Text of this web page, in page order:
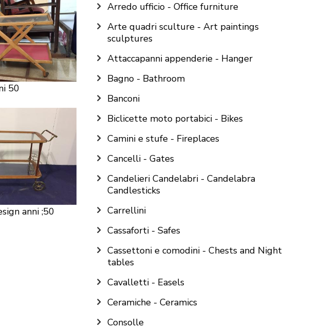
50
anni ;50
Arredo ufficio - Office furniture
Arte quadri sculture - Art paintings
sculptures
Attaccapanni appenderie - Hanger
Bagno - Bathroom
Banconi
Biclicette moto portabici - Bikes
Camini e stufe - Fireplaces
Cancelli - Gates
Candelieri Candelabri - Candelabra
Candlesticks
Carrellini
Cassaforti - Safes
Cassettoni e comodini - Chests and Night
tables
Cavalletti - Easels
Ceramiche - Ceramics
Consolle